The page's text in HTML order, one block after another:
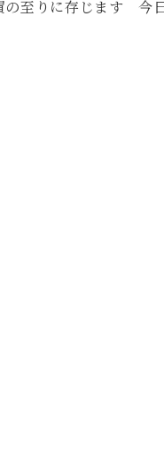
至りに存じます 今